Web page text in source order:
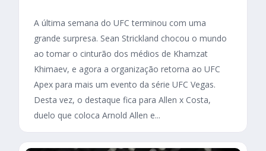
A última semana do UFC terminou com uma
grande surpresa. Sean Strickland chocou o mundo
ao tomar o cinturão dos médios de Khamzat
Khimaev, e agora a organização retorna ao UFC
Apex para mais um evento da série UFC Vegas.
Desta vez, o destaque fica para Allen x Costa,
duelo que coloca Arnold Allen e...